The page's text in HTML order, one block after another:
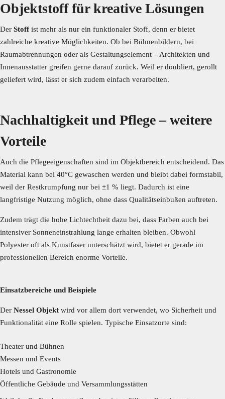
Objektstoff für kreative Lösungen
Der Stoffist mehr als nur ein funktionaler Stoff, denn er bietet
zahlreiche kreative Möglichkeiten. Ob bei Bühnenbildern, bei
Raumabtrennungen oder als Gestaltungselement – Architekten und
Innenausstatter greifen gerne darauf zurück. Weil er doubliert, gerollt
geliefert wird, lässt er sich zudem einfach verarbeiten.
Nachhaltigkeit und Pflege – weitere
Vorteile
Auch die Pflegeeigenschaften sind im Objektbereich entscheidend. Das
Material kann bei 40°C gewaschen werden und bleibt dabei formstabil,
weil der Restkrumpfung nur bei ±1 % liegt. Dadurch ist eine
langfristige Nutzung möglich, ohne dass Qualitätseinbußen auftreten.
Zudem trägt die hohe Lichtechtheit dazu bei, dass Farben auch bei
intensiver Sonneneinstrahlung lange erhalten bleiben. Obwohl
Polyester oft als Kunstfaser unterschätzt wird, bietet er gerade im
professionellen Bereich enorme Vorteile.
Einsatzbereiche und Beispiele
Der Nessel Objekt wird vor allem dort verwendet, wo Sicherheit und
Funktionalität eine Rolle spielen. Typische Einsatzorte sind:
Theater und Bühnen
Messen und Events
Hotels und Gastronomie
Öffentliche Gebäude und Versammlungsstätten